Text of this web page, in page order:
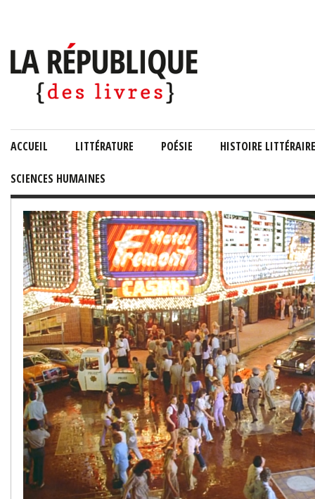
ACCUEIL LITTÉRATURE POÉSIE HISTOIRE LITTÉRAIRE
SCIENCES HUMAINES